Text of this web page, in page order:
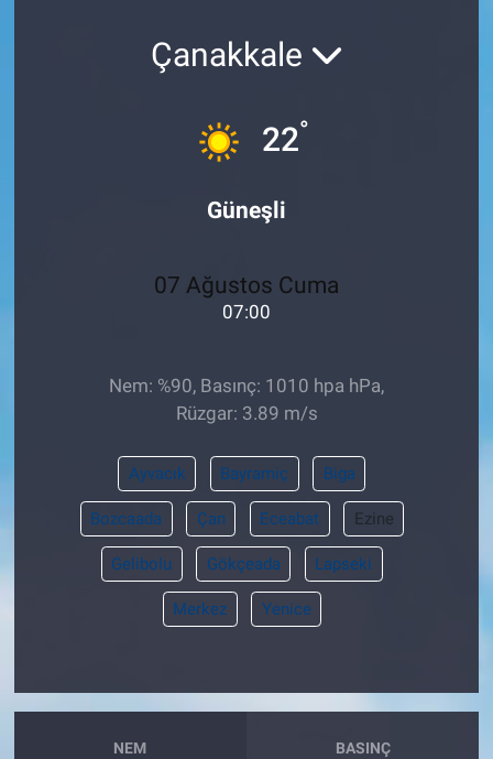
Çanakkale
22°
Güneşli
07 Ağustos Cuma
07:00
Nem: %90, Basınç: 1010 hpa hPa,
Rüzgar: 3.89 m/s
Ayvacık Bayramiç Biga
Bozcaada Çan Eceabat Ezine
Gelibolu Gökçeada Lapseki
Merkez Yenice
NEM BASINÇ
Pankobirlik
Yetiştirici Soruyor
Şeker ve Şekerli Mamüller
Tohum